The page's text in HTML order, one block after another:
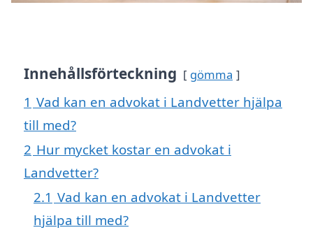
Innehållsförteckning gömma
1 Vad kan en advokat i Landvetter hjälpa
till med?
2 Hur mycket kostar en advokat i
Landvetter?
2.1 Vad kan en advokat i Landvetter
hjälpa till med?